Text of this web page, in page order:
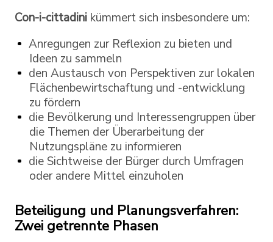
Con-i-cittadini kümmert sich insbesondere um:
Anregungen zur Reflexion zu bieten und
Ideen zu sammeln
den Austausch von Perspektiven zur lokalen
Flächenbewirtschaftung und -entwicklung
zu fördern
die Bevölkerung und Interessengruppen über
die Themen der Überarbeitung der
Nutzungspläne zu informieren
die Sichtweise der Bürger durch Umfragen
oder andere Mittel einzuholen
Beteiligung und Planungsverfahren:
Zwei getrennte Phasen